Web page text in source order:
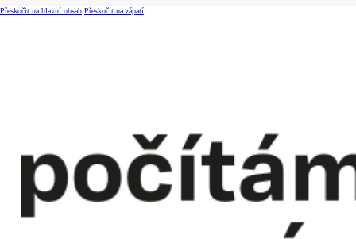
Přeskočit na hlavní obsah Přeskočit na zápatí